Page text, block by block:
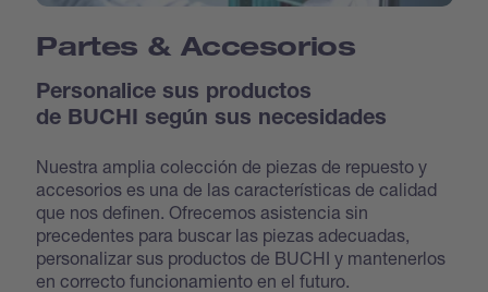
Partes & Accesorios
Personalice sus productos
de BUCHI según sus necesidades
Nuestra amplia colección de piezas de repuesto y
accesorios es una de las características de calidad
que nos definen. Ofrecemos asistencia sin
precedentes para buscar las piezas adecuadas,
personalizar sus productos de BUCHI y mantenerlos
en correcto funcionamiento en el futuro.